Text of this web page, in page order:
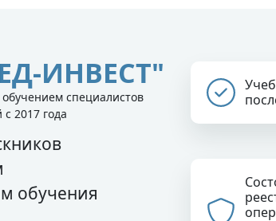
ИНВЕСТ"
специалистов
2017 года
обучения